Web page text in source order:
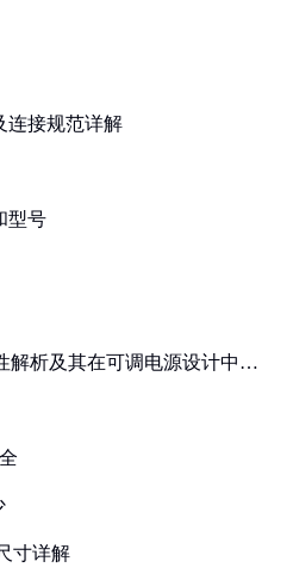
连接规范详解
型号
解析及其在可调电源设计中的
寸详解